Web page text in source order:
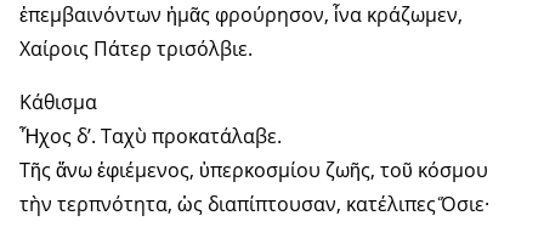
ἐπεμβαινόντων ἠμᾶς φρούρησον, ἶνα κράζωμεν,
Χαίροις Πάτερ τρισόλβιε.
Κάθισμα
Ἦχος δ’. Ταχὺ προκατάλαβε.
Τῆς ἄνω ἐφιέμενος, ὑπερκοσμίου ζωῆς, τοῦ κόσμου
τὴν τερπνότητα, ὡς διαπίπτουσαν, κατέλιπες Ὅσιε·